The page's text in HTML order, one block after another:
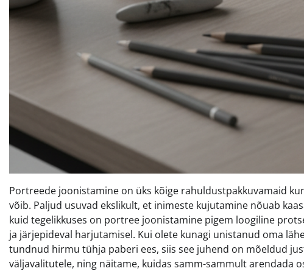
Portreede joonistamine on üks kõige rahuldustpakkuvamaid
võib. Paljud usuvad ekslikult, et inimeste kujutamine nõuab
kuid tegelikkuses on portree joonistamine pigem loogiline
ja järjepideval harjutamisel. Kui olete kunagi unistanud oma
tundnud hirmu tühja paberi ees, siis see juhend on mõeldud
väljavalitutele, ning näitame, kuidas samm-sammult arendada